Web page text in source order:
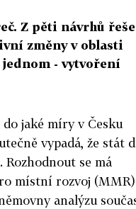
Z pěti návrhů
změny v oblasti
- vytvoření
jaké míry v Česku
vypadá, že stát
se má
místní rozvoj (MMR)
analýzu